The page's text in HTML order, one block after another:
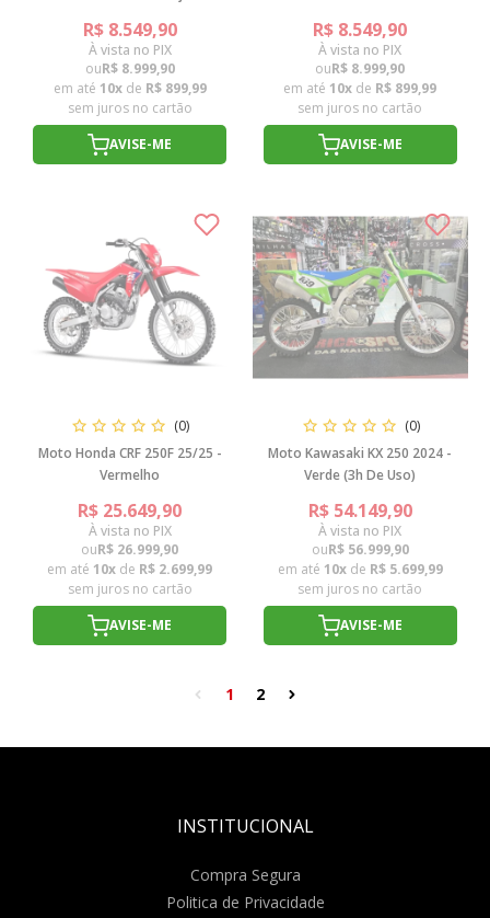
R$ 8.549,90
À vista no PIX
ouR$ 8.999,90
em até 10xde R$ 899,99
sem juros no cartão
AVISE-ME
R$ 8.549,90
À vista no PIX
ouR$ 8.999,90
em até 10x de R$ 899,99
sem juros no cartão
AVISE-ME
(0)
Moto Honda CRF 250F 25/25 -
Vermelho
R$ 25.649,90
À vista no PIX
ouR$ 26.999,90
em até 10x de R$ 2.699,99
sem juros no cartão
AVISE-ME
(0)
Moto Kawasaki KX 250 2024 -
Verde (3h De Uso)
R$ 54.149,90
À vista no PIX
ouR$ 56.999,90
em até 10xde R$ 5.699,99
sem juros no cartão
AVISE-ME
1 2
INSTITUCIONAL
Compra Segura
Politica de Privacidade